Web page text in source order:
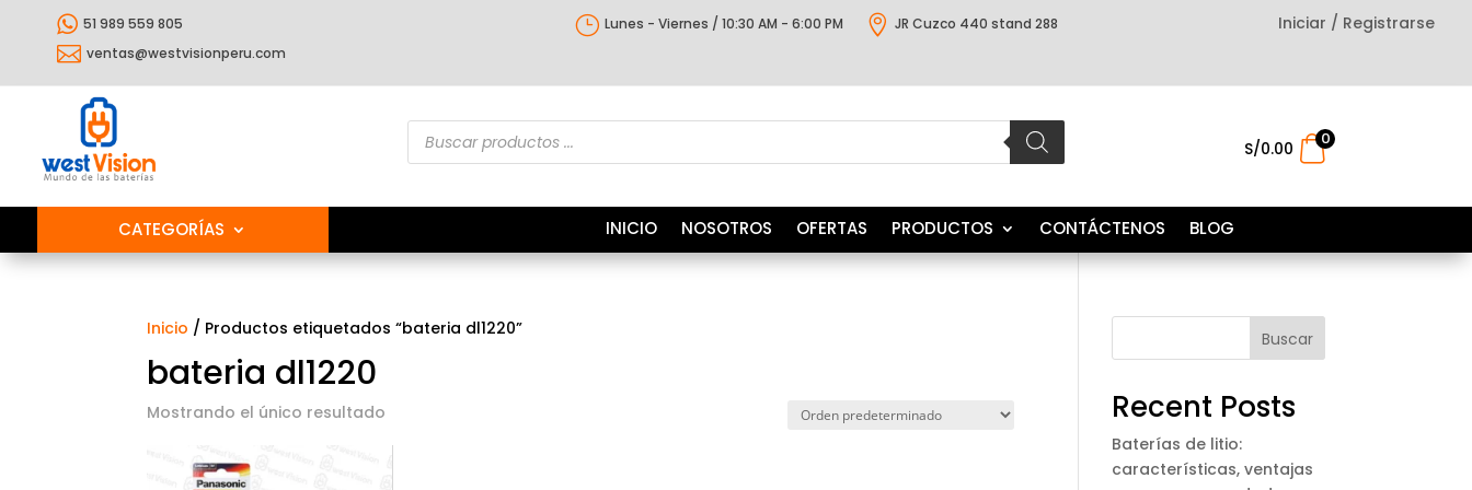
 51 989 559 805
 ventas@westvisionperu.com
} Lunes - Viernes / 10:30 AM - 6:00 PM  JR Cuzco 440 stand 288 Iniciar / Registrarse
Búsqueda
de
productos S/0.00 0
CATEGORÍAS INICIO NOSOTROS OFERTAS PRODUCTOS CONTÁCTENOS BLOG
Inicio / Productos etiquetados “bateria dl1220”
bateria dl1220
Mostrando el único resultado
Buscar
Recent Posts
Baterías de litio:
características, ventajas